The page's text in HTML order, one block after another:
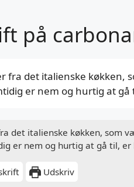
det italienske køkken, som
er nem og hurtig at gå til, er
Udskriv
på
fra det italienske
er nem og hurtig at gå